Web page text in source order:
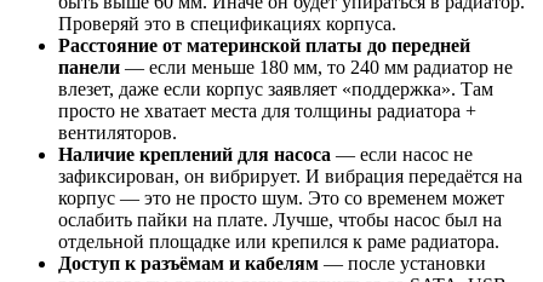
Проверяй это в спецификациях корпуса.
Расстояние от материнской платы до передней
панели — если меньше 180 мм, то 240 мм радиатор не
влезет, даже если корпус заявляет «поддержка». Там
просто не хватает места для толщины радиатора +
вентиляторов.
Наличие креплений для насоса — если насос не
зафиксирован, он вибрирует. И вибрация передаётся на
корпус — это не просто шум. Это со временем может
ослабить пайки на плате. Лучше, чтобы насос был на
отдельной площадке или крепился к раме радиатора.
Доступ к разъёмам и кабелям — после установки